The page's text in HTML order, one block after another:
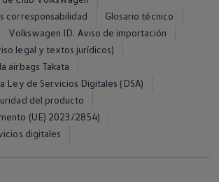
y neumáticos
Volkswagen
y merchandising
tu Volkswagen
coche conectado
corresponsabilidad
Glosario técnico
Volkswagen ID. Aviso de importación
legal y textos jurídicos)
airbags Takata
Ley de Servicios Digitales (DSA)
del producto
(UE) 2023/2854)
digitales